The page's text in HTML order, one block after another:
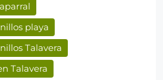
playa
Talavera
Talavera